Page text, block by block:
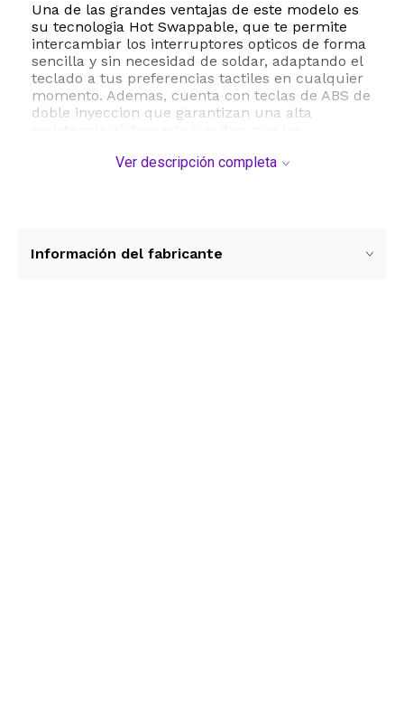
Una de las grandes ventajas de este modelo es
su tecnologia Hot Swappable, que te permite
intercambiar los interruptores opticos de forma
sencilla y sin necesidad de soldar, adaptando el
teclado a tus preferencias tactiles en cualquier
momento. Ademas, cuenta con teclas de ABS de
doble inyeccion que garantizan una alta
atmosfera de juego inmersiva. Gracias a su
Ver descripción completa
Información del fabricante